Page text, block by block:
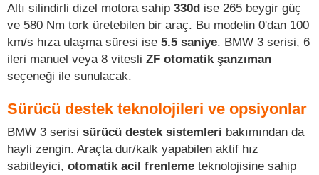
Altı silindirli dizel motora sahip 330d ise 265 beygir güç
ve 580 Nm tork üretebilen bir araç. Bu modelin 0'dan 100
km/s hıza ulaşma süresi ise 5.5 saniye. BMW 3 serisi, 6
ileri manuel veya 8 vitesli ZF otomatik şanzıman
seçeneği ile sunulacak.
Sürücü destek teknolojileri ve opsiyonlar
BMW 3 serisi sürücü destek sistemleri bakımından da
hayli zengin. Araçta dur/kalk yapabilen aktif hız
sabitleyici, otomatik acil frenleme teknolojisine sahip